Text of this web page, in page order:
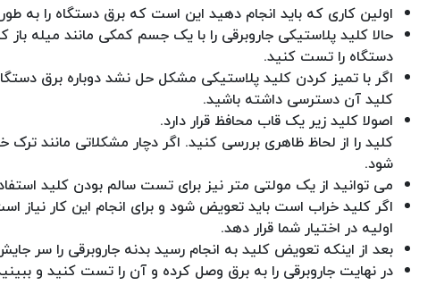
اولین کاری که باید انجام دهید این است که برق دستگاه را به
حالا کلید پلاستیکی جاروبرقی را با یک جسم کمکی مانند میله
دستگاه را تست کنید.
اگر با تمیز کردن کلید پلاستیکی مشکل حل نشد دوباره برق دستگاه
کلید آن دسترسی داشته باشید.
اصولا کلید زیر یک قاب محافظ قرار دارد.
کلید را از لحاظ ظاهری بررسی کنید. اگر دچار مشکلاتی مانند
شود.
می توانید از یک مولتی متر نیز برای تست سالم بودن کلید
اگر کلید خراب است باید تعویض شود و برای انجام این کار
اولیه در اختیار شما قرار دهد.
بعد از اینکه تعویض کلید به انجام رسید بدنه جاروبرقی را سر
در نهایت جاروبرقی را به برق وصل کرده و آن را تست کنید و